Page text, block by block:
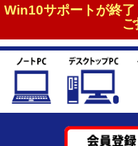
Win10サポートが終
ご